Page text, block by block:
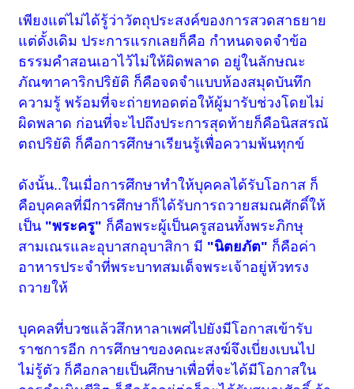
เพียงแต่ไม่ได้รู้ว่าวัตถุประสงค์ของการสวดสาธยาย
แต่ดั้งเดิม ประการแรกเลยก็คือ กำหนดจดจำข้อ
ธรรมคำสอนเอาไว้ไม่ให้ผิดพลาด อยู่ในลักษณะ
ภัณฑาคาริกปริยัติ ก็คือจดจำแบบห้องสมุดบันทึก
ความรู้ พร้อมที่จะถ่ายทอดต่อให้ผู้มารับช่วงโดยไม่
ผิดพลาด ก่อนที่จะไปถึงประการสุดท้ายก็คือนิสสรณั
ตถปริยัติ ก็คือการศึกษาเรียนรู้เพื่อความพ้นทุกข์
ดังนั้น..ในเมื่อการศึกษาทำให้บุคคลได้รับโอกาส ก็
คือบุคคลที่มีการศึกษาก็ได้รับการถวายสมณศักดิ์ให้
เป็น "พระครู" ก็คือพระผู้เป็นครูสอนทั้งพระภิกษุ
สามเณรและอุบาสกอุบาสิกา มี "นิตยภัต" ก็คือค่า
อาหารประจำที่พระบาทสมเด็จพระเจ้าอยู่หัวทรง
ถวายให้
บุคคลที่บวชแล้วสึกหาลาเพศไปยังมีโอกาสเข้ารับ
ราชการอีก การศึกษาของคณะสงฆ์จึงเบี่ยงเบนไป
ไม่รู้ตัว ก็คือกลายเป็นศึกษาเพื่อที่จะได้มีโอกาสใน